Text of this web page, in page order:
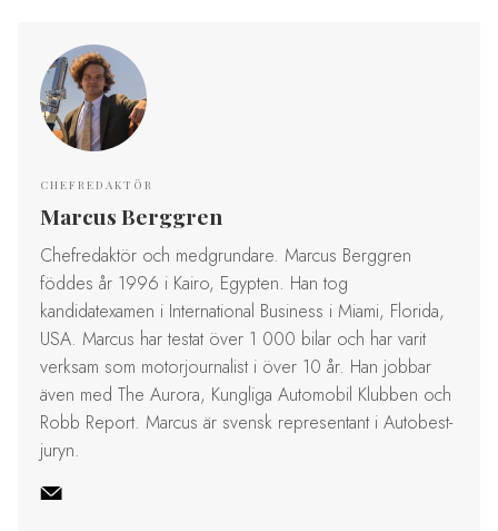
CHEFREDAKTÖR
Marcus Berggren
Chefredaktör och medgrundare. Marcus Berggren
föddes år 1996 i Kairo, Egypten. Han tog
kandidatexamen i International Business i Miami, Florida,
USA. Marcus har testat över 1 000 bilar och har varit
verksam som motorjournalist i över 10 år. Han jobbar
även med The Aurora, Kungliga Automobil Klubben och
Robb Report. Marcus är svensk representant i Autobest-
juryn.